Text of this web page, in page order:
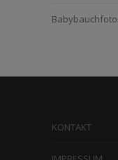
KONTAKT